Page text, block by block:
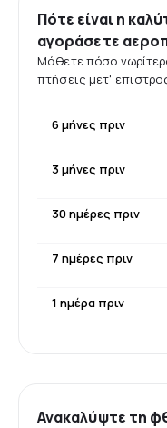
Πότε είναι η
αγοράσετε
Μάθετε πόσο
πτήσεις μετ'
6 μήνες πριν
3 μήνες πριν
30 ημέρες πριν
7 ημέρες πριν
1 ημέρα πριν
Ανακαλύψτε τη